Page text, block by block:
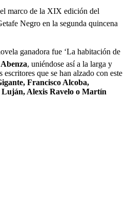
el marco de la XIX edición del
Negro en la segunda quincena
ganadora fue ‘La habitación de
, uniéndose así a la larga y
que se han alzado con este
Francisco Alcoba,
Alexis Ravelo o Martín